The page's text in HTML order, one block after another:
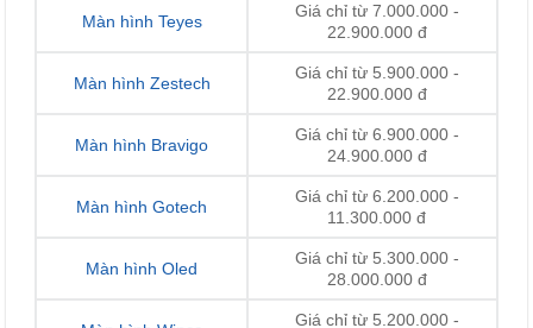
Màn hình Teyes
Giá chỉ từ 7.000.000 -
22.900.000 đ
Màn hình Zestech
Giá chỉ từ 5.900.000 -
22.900.000 đ
Màn hình Bravigo
Giá chỉ từ 6.900.000 -
24.900.000 đ
Màn hình Gotech
Giá chỉ từ 6.200.000 -
11.300.000 đ
Màn hình Oled
Giá chỉ từ 5.300.000 -
28.000.000 đ
Giá chỉ từ 5.200.000 -